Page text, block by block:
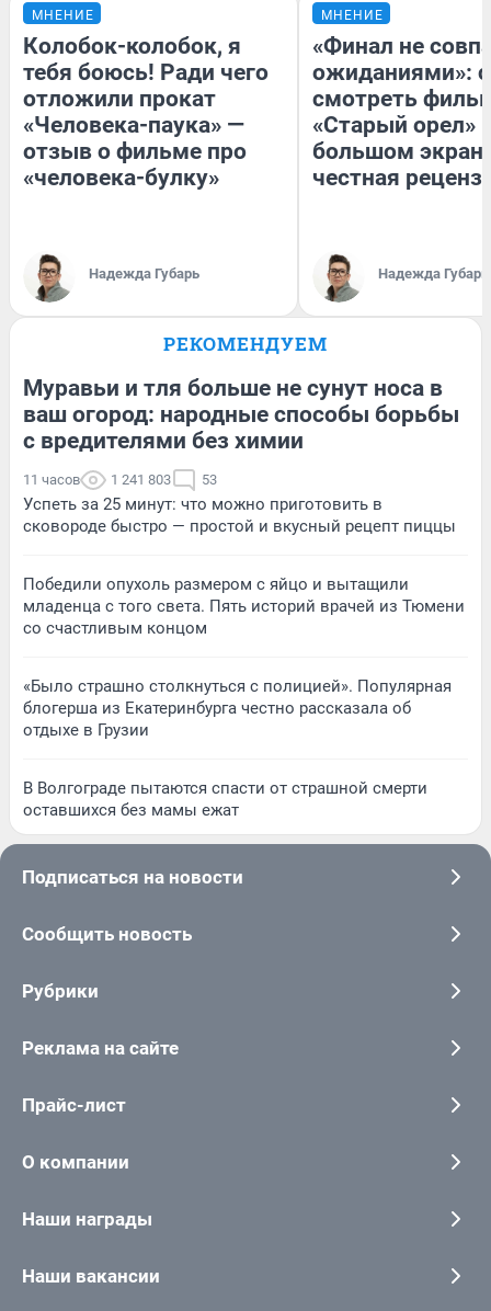
МНЕНИЕ
Колобок-колобок, я
тебя боюсь! Ради чего
отложили прокат
«Человека-паука» —
отзыв о фильме про
«человека-булку»
Надежда Губарь
МНЕНИЕ
«Финал не
ожиданиями»:
смотреть
«Старый орел»
большом
честная
Надежда Губарь
РЕКОМЕНДУЕМ
Муравьи и тля больше не сунут носа в
ваш огород: народные способы борьбы
с вредителями без химии
11 часов 1 241 803 53
Успеть за 25 минут: что можно приготовить в
сковороде быстро — простой и вкусный рецепт пиццы
Победили опухоль размером с яйцо и вытащили
младенца с того света. Пять историй врачей из Тюмени
со счастливым концом
«Было страшно столкнуться с полицией». Популярная
блогерша из Екатеринбурга честно рассказала об
отдыхе в Грузии
В Волгограде пытаются спасти от страшной смерти
оставшихся без мамы ежат
Подписаться на новости
Сообщить новость
Рубрики
Реклама на сайте
Прайс-лист
О компании
Наши награды
Наши вакансии